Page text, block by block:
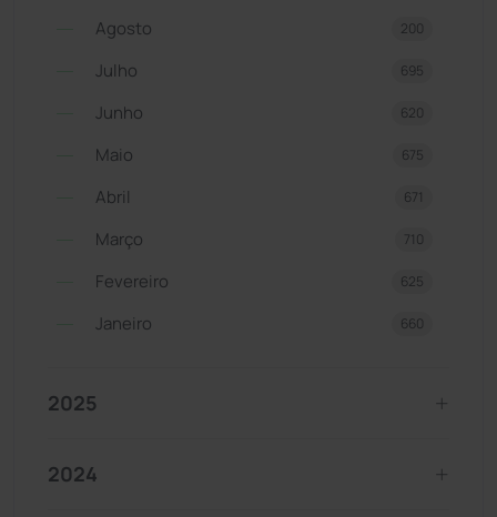
Agosto 200
Julho 695
Junho 620
Maio 675
Abril 671
Março 710
Fevereiro 625
Janeiro 660
2025
2024